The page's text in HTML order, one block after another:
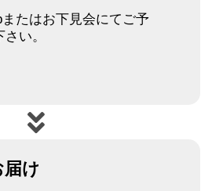
またはお下見会にてご予
い。
届け